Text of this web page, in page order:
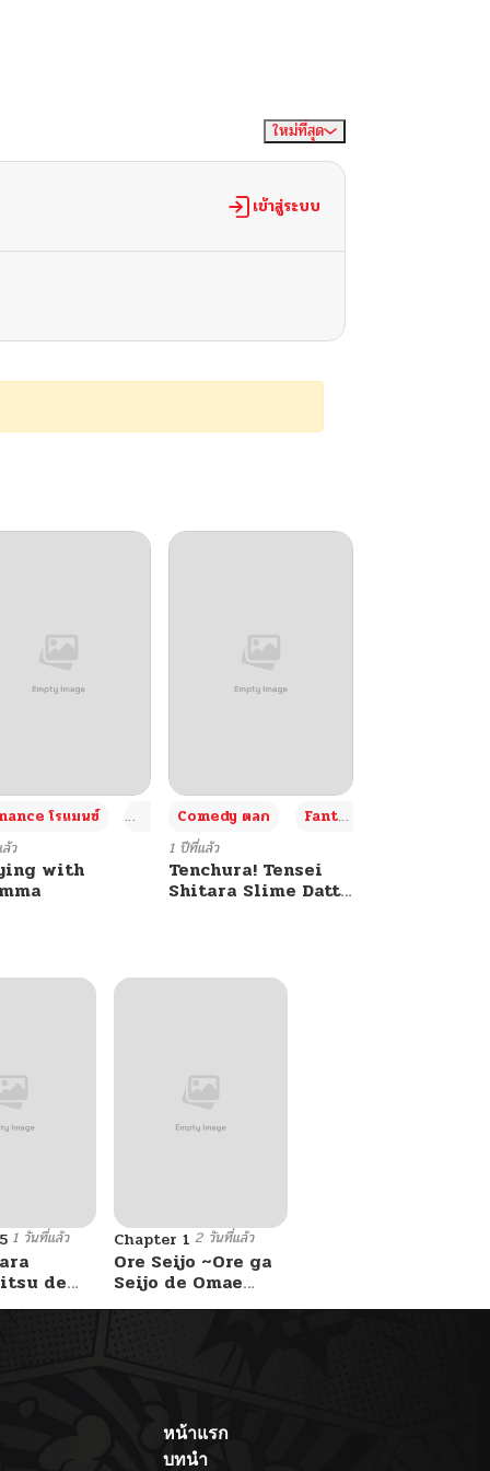
ใหม่ที่สุด
เข้าสู่ระบบ
+4
โรแมนซ์ Adult ผู้ใหญ่ +4
ว
with
Comedy ตลก Fantasy แฟนตาซี
1 ปีที่แล้ว
Tenchura! Tensei
Shitara Slime Datta
1 วันที่แล้ว
de
Chapter 1 2 วันที่แล้ว
Ore Seijo ~Ore ga
Seijo de Omae
Akuyaku Reijou
หน้าแรก
บทนำ